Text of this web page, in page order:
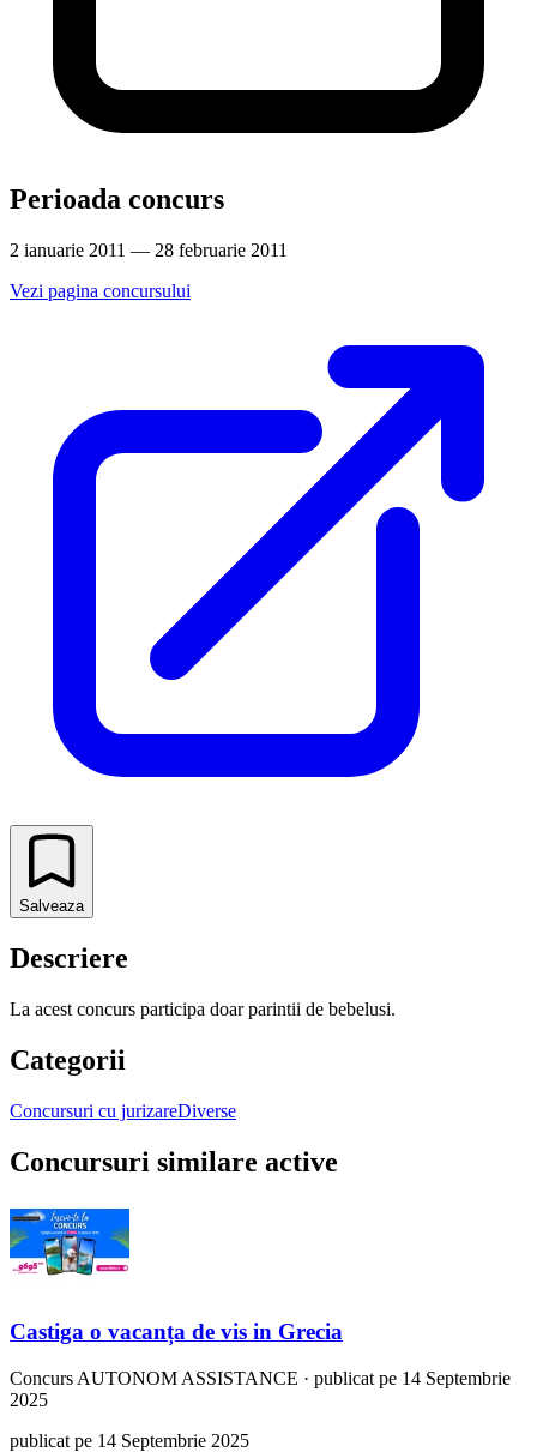
Perioada concurs
2 ianuarie 2011 — 28 februarie 2011
Vezi pagina concursului
Salveaza
Descriere
La acest concurs participa doar parintii de bebelusi.
Categorii
Concursuri cu jurizareDiverse
Concursuri similare active
Castiga o vacanța de vis in Grecia
Concurs AUTONOM ASSISTANCE · publicat pe 14 Septembrie
2025
publicat pe 14 Septembrie 2025